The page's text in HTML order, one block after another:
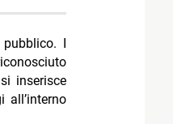
I
inserisce